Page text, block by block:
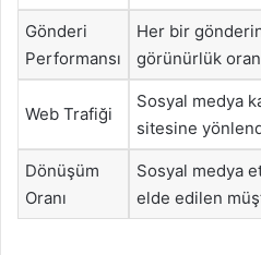
Gönderi
Performansı
Her bir
görünürlük
Web Trafiği
Sosyal medya
sitesine
Dönüşüm
Oranı
Sosyal medya
elde edilen